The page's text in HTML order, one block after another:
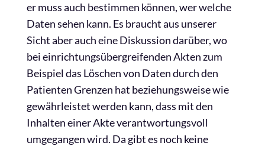
er muss auch bestimmen können, wer welche
Daten sehen kann. Es braucht aus unserer
Sicht aber auch eine Diskussion darüber, wo
bei einrichtungsübergreifenden Akten zum
Beispiel das Löschen von Daten durch den
Patienten Grenzen hat beziehungsweise wie
gewährleistet werden kann, dass mit den
Inhalten einer Akte verantwortungsvoll
umgegangen wird. Da gibt es noch keine